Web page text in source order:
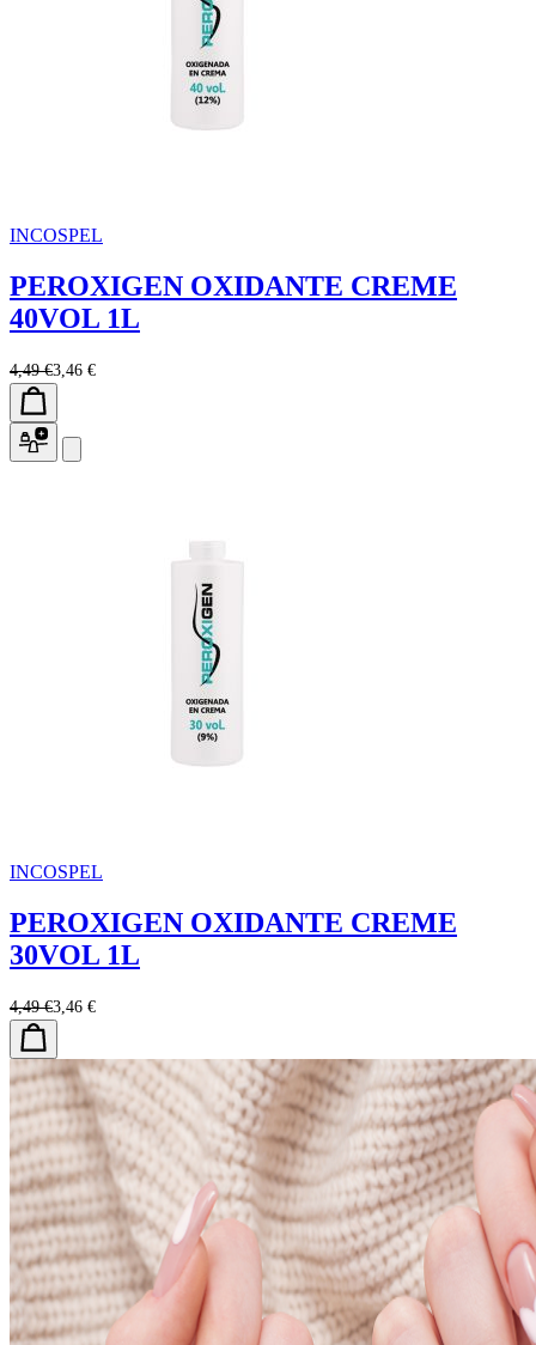
INCOSPEL
PEROXIGEN OXIDANTE CREME
40VOL 1L
4,49 €3,46 €
INCOSPEL
PEROXIGEN OXIDANTE CREME
30VOL 1L
4,49 €3,46 €